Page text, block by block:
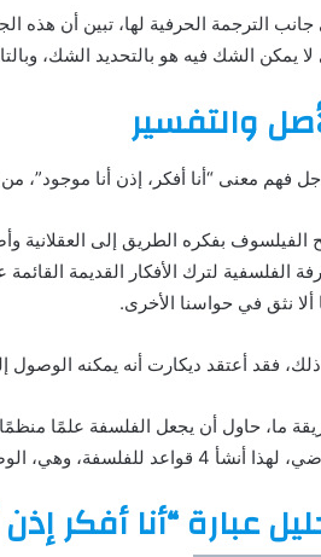
جانب الترجمة الحرفية لها، تبين أن هذه
لا يمكن الشك فيه هو بالتحديد الشك،
والتفسير
فهم معنى “أنا أفكر، إذن أنا موجود”،
الفيلسوف بفكره الطريق إلى
الفلسفية لترك الأفكار القديمة
ألا نثق في حواسنا الأخرى.
فقد أعتقد ديكارت أنه يمكنه
ما، حاول أن يجعل الفلسفة علمًا
وهي، الوضوح والأدلة، التقسيم والتحليل، التوليف، الاحصاء والمراجعة.
عبارة “أنا أفكر إذن